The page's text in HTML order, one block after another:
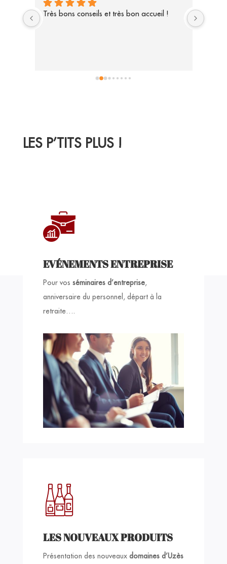
Très bon accueil et excellents conseils
LES P’TITS PLUS !
EVÉNEMENTS ENTREPRISE
Pour vos séminaires d’entreprise,
anniversaire du personnel, départ à la
retraite….
LES NOUVEAUX PRODUITS
Présentation des nouveaux domaines d’Uzès